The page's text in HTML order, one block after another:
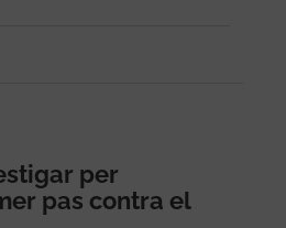
per
pas contra el